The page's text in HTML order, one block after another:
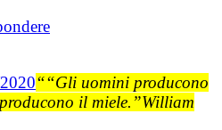
““Gli uomini producono
il miele.”William